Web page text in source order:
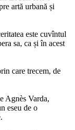
artă urbană și
este cuvîntul
sa, ca și în acest
care trecem, de
Agnès Varda,
eseu de o